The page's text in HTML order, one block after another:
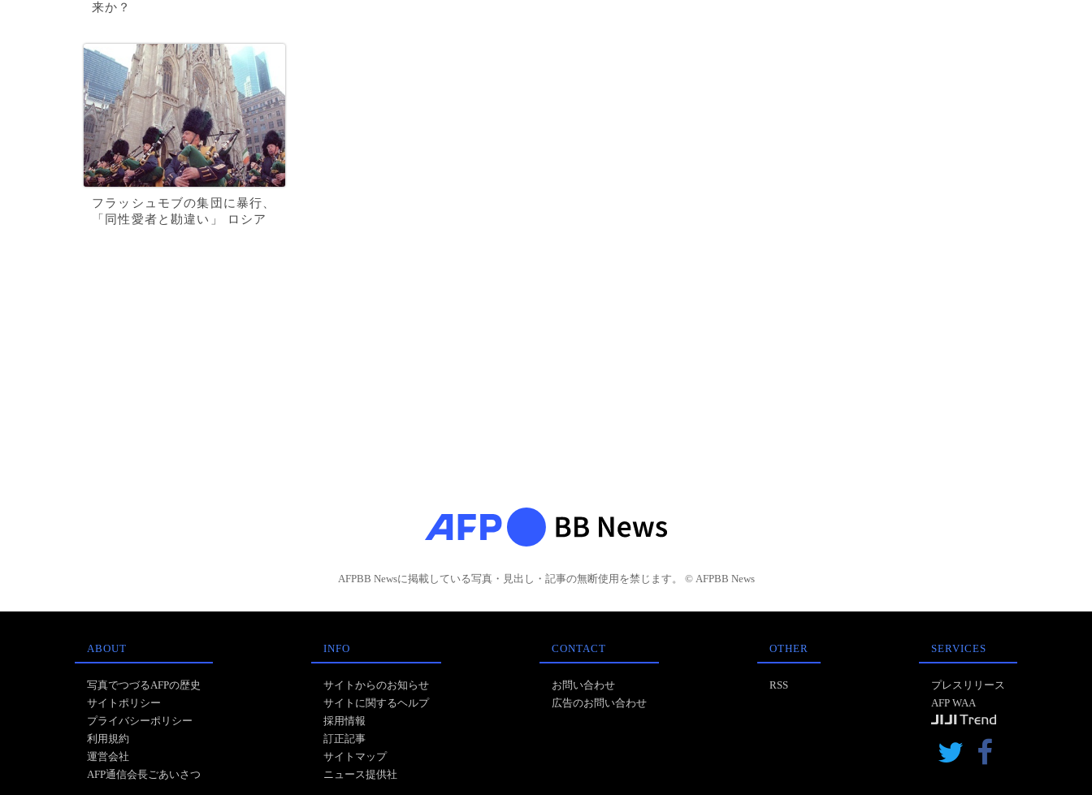
来か？
フラッシュモブの集団に暴行、
「同性愛者と勘違い」 ロシア
AFPBB Newsに掲載している写真・見出し・記事の無断使用を禁じます。 © AFPBB News
ABOUT
写真でつづるAFPの歴史
サイトポリシー
プライバシーポリシー
利用規約
運営会社
AFP通信会長ごあいさつ
INFO
サイトからのお知らせ
サイトに関するヘルプ
採用情報
訂正記事
サイトマップ
ニュース提供社
CONTACT
お問い合わせ
広告のお問い合わせ
OTHER
RSS
SERVICES
プレスリリース
AFP WAA